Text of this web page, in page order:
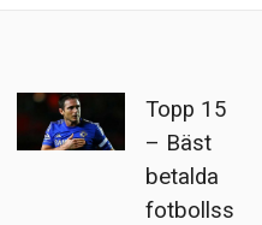
Topp 15
– Bäst
betalda
fotbollss